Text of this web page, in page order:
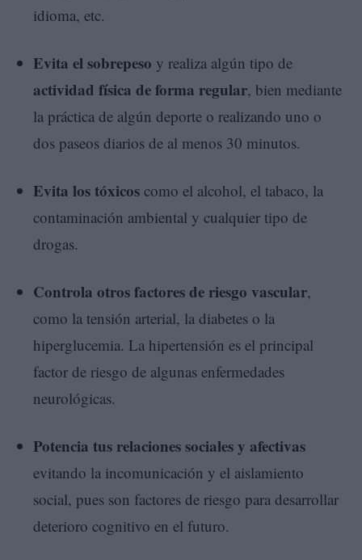
idioma, etc.
Evita el sobrepeso y realiza algún tipo de
actividad física de forma regular, bien mediante
la práctica de algún deporte o realizando uno o
dos paseos diarios de al menos 30 minutos.
Evita los tóxicos como el alcohol, el tabaco, la
contaminación ambiental y cualquier tipo de
drogas.
Controla otros factores de riesgo vascular,
como la tensión arterial, la diabetes o la
hiperglucemia. La hipertensión es el principal
factor de riesgo de algunas enfermedades
neurológicas.
Potencia tus relaciones sociales y afectivas
evitando la incomunicación y el aislamiento
social, pues son factores de riesgo para desarrollar
deterioro cognitivo en el futuro.